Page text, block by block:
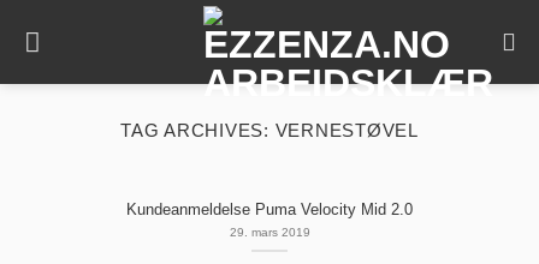
TAG ARCHIVES: VERNESTØVEL
Kundeanmeldelse Puma Velocity Mid 2.0
29. mars 2019